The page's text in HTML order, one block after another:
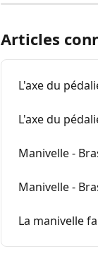
Articles
L'axe du
L'axe du
Manivelle -
Manivelle -
La manivelle